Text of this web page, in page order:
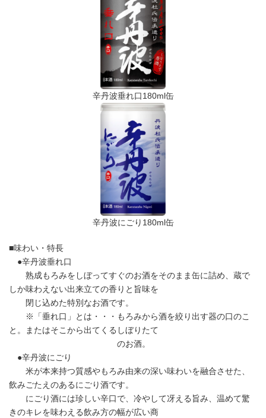
辛丹波垂れ口180ml缶
辛丹波にごり180ml缶
■味わい・特長
●辛丹波垂れ口
熟成もろみをしぼってすぐのお酒をそのまま缶に詰め、蔵で
しか味わえない出来立ての香りと旨味を
閉じ込めた特別なお酒です。
※「垂れ口」とは・・・もろみから酒を絞り出す器の口のこ
と。またはそこから出てくるしぼりたて
のお酒。
●辛丹波にごり
米が本来持つ質感やもろみ由来の深い味わいを融合させた、
飲みごたえのあるにごり酒です。
にごり酒には珍しい辛口で、冷やして冴える旨み、温めて驚
きのキレを味わえる飲み方の幅が広い商